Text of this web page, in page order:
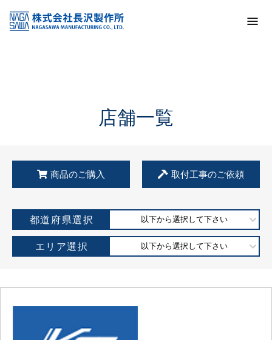
KSS加盟店・取扱店情報
店舗一覧
店舗一覧
商品のご購入 取付工事のご依頼
都道府県選択 以下から選択して下さい
エリア選択 以下から選択して下さい